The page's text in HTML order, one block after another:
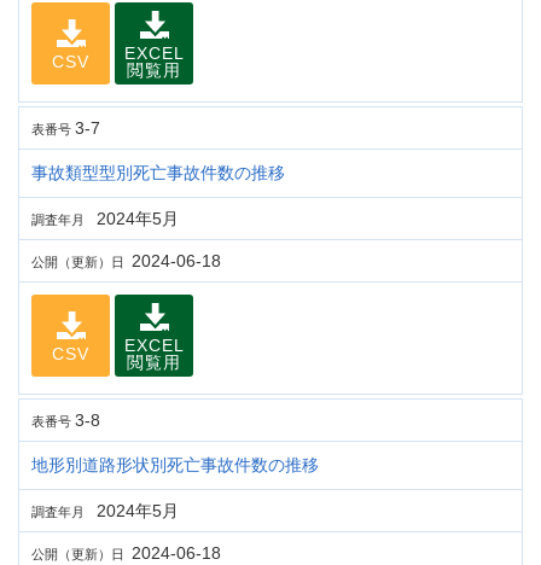
CSV
EXCEL
閲覧用
表番号 3-7
事故類型型別死亡事故件数の推移
調査年月 2024年5月
公開（更新）日 2024-06-18
CSV
EXCEL
閲覧用
表番号 3-8
地形別道路形状別死亡事故件数の推移
調査年月 2024年5月
公開（更新）日 2024-06-18